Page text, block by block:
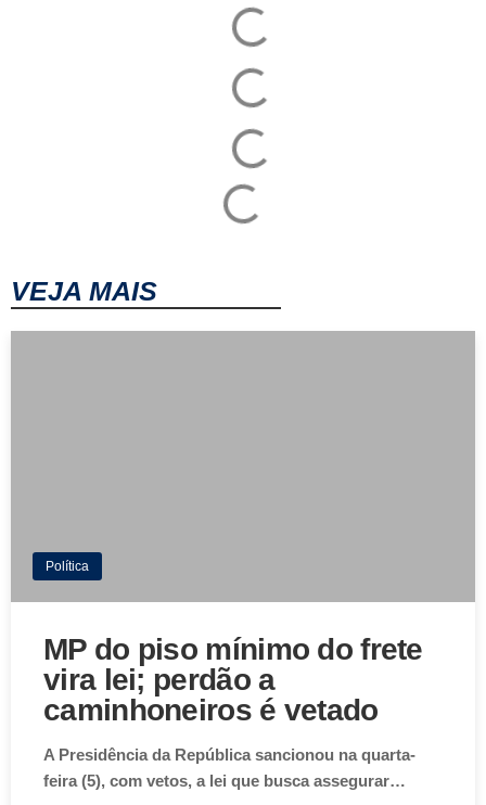
VEJA MAIS
Política
MP do piso mínimo do frete
vira lei; perdão a
caminhoneiros é vetado
A Presidência da República sancionou na quarta-
feira (5), com vetos, a lei que busca assegurar…